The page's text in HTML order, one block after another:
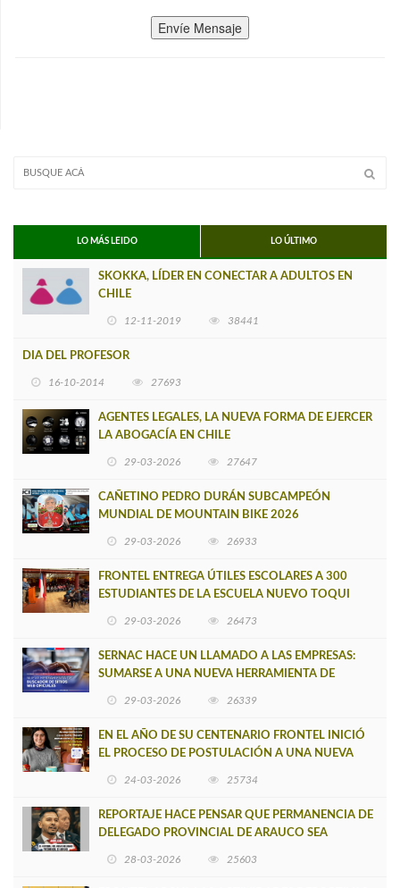
Envíe Mensaje
LO MÁS LEIDO LO ÚLTIMO
SKOKKA, LÍDER EN CONECTAR A ADULTOS EN
CHILE
12-11-2019 38441
DIA DEL PROFESOR
16-10-2014 27693
AGENTES LEGALES, LA NUEVA FORMA DE EJERCER
LA ABOGACÍA EN CHILE
29-03-2026 27647
CAÑETINO PEDRO DURÁN SUBCAMPEÓN
MUNDIAL DE MOUNTAIN BIKE 2026
29-03-2026 26933
FRONTEL ENTREGA ÚTILES ESCOLARES A 300
ESTUDIANTES DE LA ESCUELA NUEVO TOQUI
29-03-2026 26473
SERNAC HACE UN LLAMADO A LAS EMPRESAS:
SUMARSE A UNA NUEVA HERRAMIENTA DE
29-03-2026 26339
EN EL AÑO DE SU CENTENARIO FRONTEL INICIÓ
EL PROCESO DE POSTULACIÓN A UNA NUEVA
24-03-2026 25734
REPORTAJE HACE PENSAR QUE PERMANENCIA DE
DELEGADO PROVINCIAL DE ARAUCO SEA
28-03-2026 25603